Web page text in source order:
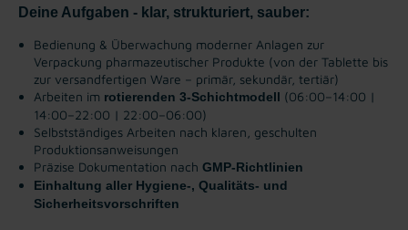
Deine Aufgaben - klar, strukturiert, sauber:
Bedienung & Überwachung moderner Anlagen zur
Verpackung pharmazeutischer Produkte (von der Tablette bis
zur versandfertigen Ware – primär, sekundär, tertiär)
Arbeiten im rotierenden 3-Schichtmodell (06:00–14:00 |
14:00–22:00 | 22:00–06:00)
Selbstständiges Arbeiten nach klaren, geschulten
Produktionsanweisungen
Präzise Dokumentation nach GMP-Richtlinien
Einhaltung aller Hygiene-, Qualitäts- und
Sicherheitsvorschriften